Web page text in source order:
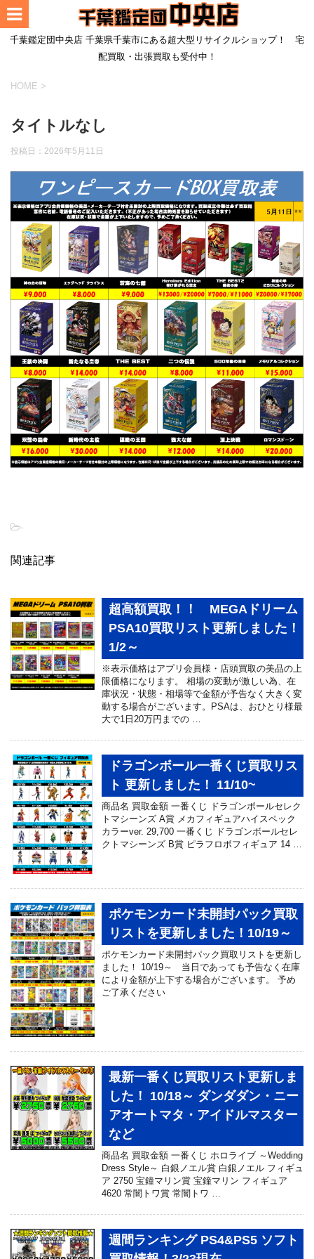
千葉鑑定団中央店 千葉県千葉市にある超大型リサイクルショップ！ 宅
配買取・出張買取も受付中！
HOME >
タイトルなし
投稿日： 2026年5月11日
-
関連記事
超高額買取！！ MEGAドリーム
PSA10買取リスト更新しました！
1/2～
※表示価格はアプリ会員様・店頭買取の美品の上
限価格になります。 相場の変動が激しい為、在
庫状況・状態・相場等で金額が予告なく大きく変
動する場合がございます。PSAは、おひとり様最
大で1日20万円までの …
ドラゴンボール一番くじ買取リス
ト 更新しました！ 11/10~
商品名 買取金額 一番くじ ドラゴンボールセレク
トマシーンズ A賞 メカフィギュアハイスペック
カラーver. 29,700 一番くじ ドラゴンボールセレ
クトマシーンズ B賞 ピラフロボフィギュア 14 …
ポケモンカード未開封パック買取
リストを更新しました！10/19～
ポケモンカード未開封パック買取リストを更新し
ました！ 10/19～ 当日であっても予告なく在庫
により金額が上下する場合がございます。 予め
ご了承ください
最新一番くじ買取リスト更新しま
した！ 10/18～ ダンダダン・ニー
アオートマタ・アイドルマスター
など
商品名 買取金額 一番くじ ホロライブ ～Wedding
Dress Style～ 白銀ノエル賞 白銀ノエル フィギュ
ア 2750 宝鐘マリン賞 宝鐘マリン フィギュア
4620 常闇トワ賞 常闇トワ …
週間ランキング PS4&PS5 ソフト